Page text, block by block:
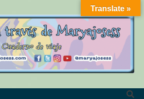
Translate »